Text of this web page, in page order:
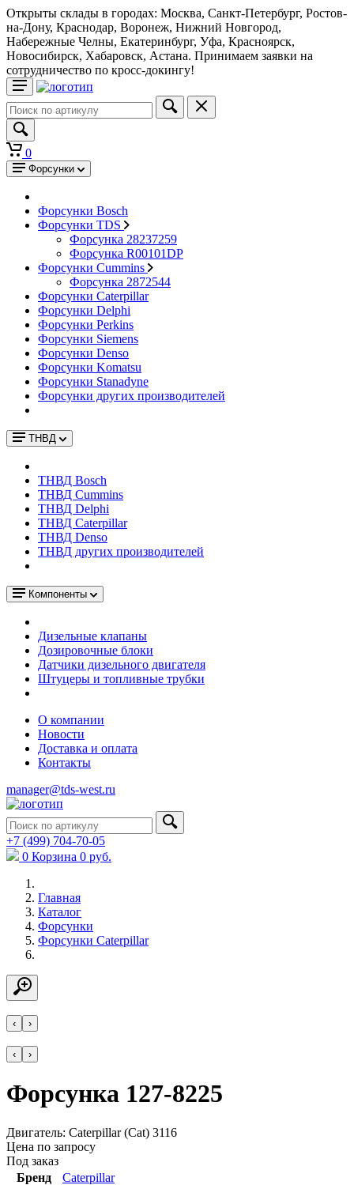
Открыты склады в городах: Москва, Санкт-Петербург, Ростов-
на-Дону, Краснодар, Воронеж, Нижний Новгород,
Набережные Челны, Екатеринбург, Уфа, Красноярск,
Новосибирск, Хабаровск, Астана. Принимаем заявки на
сотрудничество по кросс-докингу!
0
Форсунки
Форсунки Bosch
Форсунки TDS
Форсунка 28237259
Форсунка R00101DP
Форсунки Cummins
Форсунка 2872544
Форсунки Caterpillar
Форсунки Delphi
Форсунки Perkins
Форсунки Siemens
Форсунки Denso
Форсунки Komatsu
Форсунки Stanadyne
Форсунки других производителей
ТНВД
ТНВД Bosch
ТНВД Cummins
ТНВД Delphi
ТНВД Caterpillar
ТНВД Denso
ТНВД других производителей
Компоненты
Дизельные клапаны
Дозировочные блоки
Датчики дизельного двигателя
Штуцеры и топливные трубки
О компании
Новости
Доставка и оплата
Контакты
manager@tds-west.ru
+7 (499) 704-70-05
0 Корзина 0 руб.
Главная
Каталог
Форсунки
Форсунки Caterpillar
‹ ›
‹ ›
Форсунка 127-8225
Двигатель: Caterpillar (Cat) 3116
Цена по запросу
Под заказ
Бренд
Caterpillar